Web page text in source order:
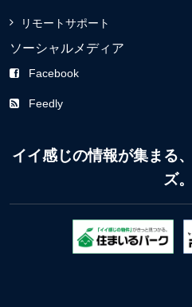
リモートサポート
ソーシャルメディア
Facebook
Feedly
イイ感じの情報が集まる
ズ。